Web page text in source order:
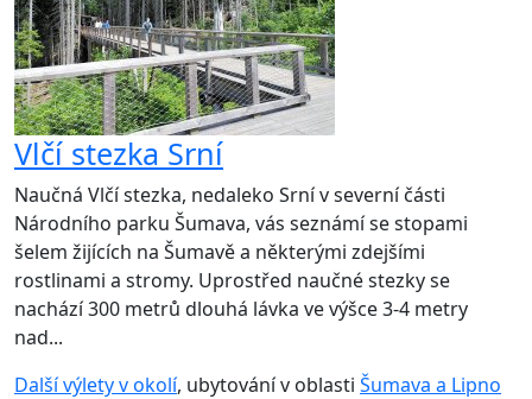
Vlčí stezka Srní
Naučná Vlčí stezka, nedaleko Srní v severní části
Národního parku Šumava, vás seznámí se stopami
šelem žijících na Šumavě a některými zdejšími
rostlinami a stromy. Uprostřed naučné stezky se
nachází 300 metrů dlouhá lávka ve výšce 3-4 metry
nad...
Další výlety v okolí, ubytování v oblasti Šumava a Lipno